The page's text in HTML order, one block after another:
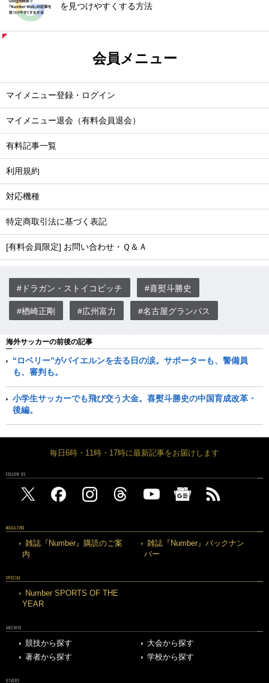
を見つけやすくする方法
会員メニュー
マイメニュー登録・ログイン
マイメニュー退会（有料会員退会）
有料記事一覧
利用規約
対応機種
特定商取引法に基づく表記
[有料会員限定] お問い合わせ・Ｑ＆Ａ
#ドラガン・ストイコビッチ #喜熨斗勝史
#楢崎正剛 #広州富力 #名古屋グランパス
海外サッカーの前後の記事
“ロベリー”がバイエルンを去る日の涙。サポーターも、警備員
も、審判も。
小学生サッカーでも飛び交う大金。喜熨斗勝史の中国育成改革・
後編。
毎日6時・11時・17時に最新記事をお届けします
FOLLOW US
MAGAZINE
雑誌『Number』購読のご案
内
雑誌『Number』バックナン
バー
SPECIAL
Number SPORTS OF THE
YEAR
ARCHIVE
競技から探す
大会から探す
著者から探す
学校から探す
OTHERS